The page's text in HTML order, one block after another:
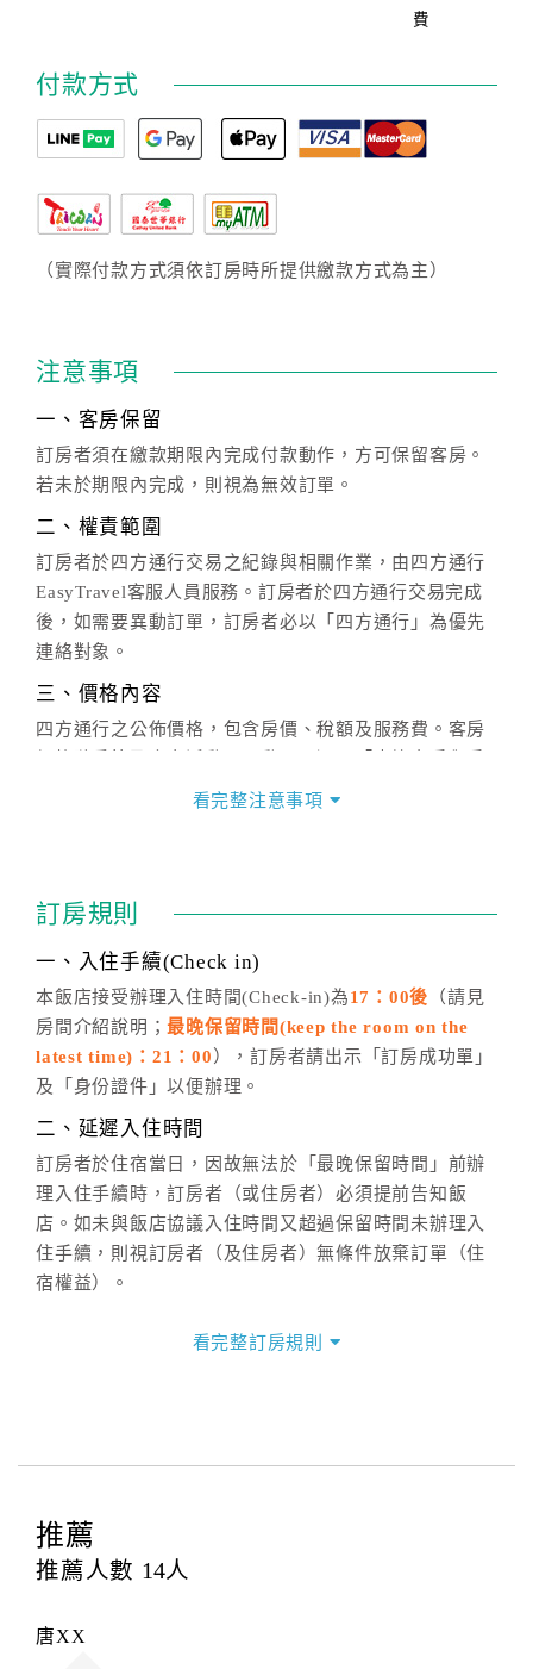
費
付款方式
（實際付款方式須依訂房時所提供繳款方式為主）
注意事項
一、客房保留
訂房者須在繳款期限內完成付款動作，方可保留客房。
若未於期限內完成，則視為無效訂單。
二、權責範圍
訂房者於四方通行交易之紀錄與相關作業，由四方通行
EasyTravel客服人員服務。訂房者於四方通行交易完成
後，如需要異動訂單，訂房者必以「四方通行」為優先
連絡對象。
三、價格內容
四方通行之公佈價格，包含房價、稅額及服務費。客房
價」之當日價格為標準。
話方式異動訂單。
※非客服時間之申辦異動，皆為次日計算及辦理。
五、客服時間
週一至週日，上午9:00～晚上6:00
六、聯絡方式
(07)9682715 。
看完整注意事項
訂房規則
一、入住手續(Check in)
本飯店接受辦理入住時間(Check-in)為17：00後 （請見
房間介紹說明；最晚保留時間(keep the room on the
latest time)：21：00 ），訂房者請出示「訂房成功單」
及「身份證件」以便辦理。
二、延遲入住時間
訂房者於住宿當日，因故無法於「最晚保留時間」前辦
理入住手續時，訂房者（或住房者）必須提前告知飯
店。如未與飯店協議入住時間又超過保留時間未辦理入
住手續，則視訂房者（及住房者）無條件放棄訂單（住
宿權益）。
四、訂單異動
未提出申辦不得異動訂單。
每筆訂單異動限定
辦理取消退款。
房者應補足差額。（限原訂飯店）
看完整訂房規則
推薦
推薦人數 14人
唐XX